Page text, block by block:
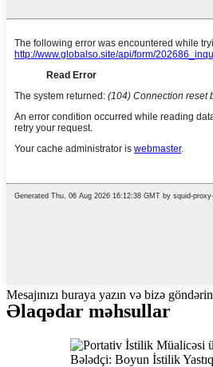
Mesajınızı buraya yazın və bizə göndərin
Əlaqədar məhsullar